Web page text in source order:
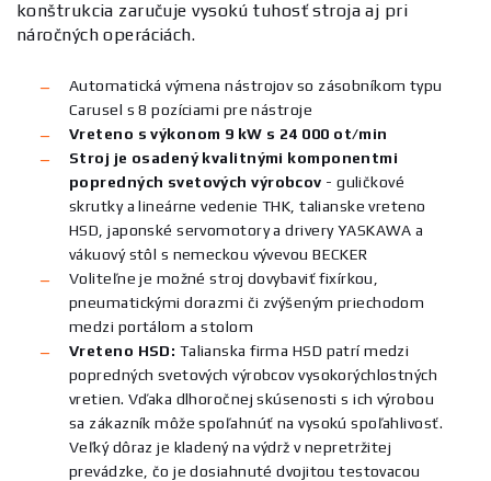
konštrukcia zaručuje vysokú tuhosť stroja aj pri
náročných operáciách.
Automatická výmena nástrojov so zásobníkom typu
Carusel s 8 pozíciami pre nástroje
Vreteno s výkonom 9 kW s 24 000 ot/min
Stroj je osadený kvalitnými komponentmi
popredných svetových výrobcov - guličkové
skrutky a lineárne vedenie THK, talianske vreteno
HSD, japonské servomotory a drivery YASKAWA a
vákuový stôl s nemeckou vývevou BECKER
Voliteľne je možné stroj dovybaviť fixírkou,
pneumatickými dorazmi či zvýšeným priechodom
medzi portálom a stolom
Vreteno HSD: Talianska firma HSD patrí medzi
popredných svetových výrobcov vysokorýchlostných
vretien. Vďaka dlhoročnej skúsenosti s ich výrobou
sa zákazník môže spoľahnúť na vysokú spoľahlivosť.
Veľký dôraz je kladený na výdrž v nepretržitej
prevádzke, čo je dosiahnuté dvojitou testovacou